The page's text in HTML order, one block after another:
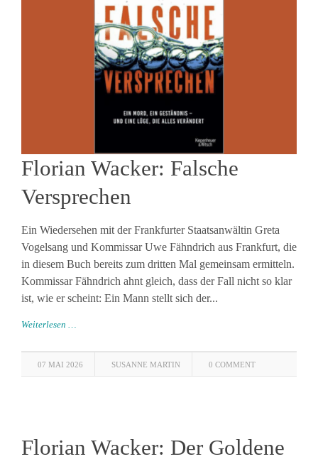
Florian Wacker: Falsche
Versprechen
Ein Wiedersehen mit der Frankfurter Staatsanwältin Greta
Vogelsang und Kommissar Uwe Fähndrich aus Frankfurt, die
in diesem Buch bereits zum dritten Mal gemeinsam ermitteln.
Kommissar Fähndrich ahnt gleich, dass der Fall nicht so klar
ist, wie er scheint: Ein Mann stellt sich der...
Weiterlesen …
07 MAI 2026 SUSANNE MARTIN 0 COMMENT
Florian Wacker: Der Goldene